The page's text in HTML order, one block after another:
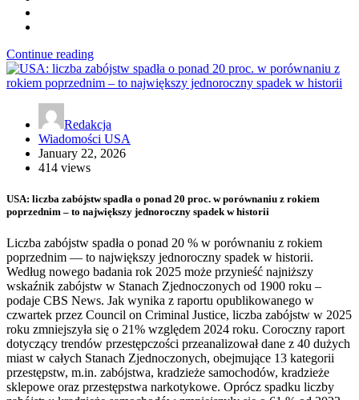
Continue reading
Redakcja
Wiadomości USA
January 22, 2026
414 views
USA: liczba zabójstw spadła o ponad 20 proc. w porównaniu z rokiem
poprzednim – to największy jednoroczny spadek w historii
Liczba zabójstw spadła o ponad 20 % w porównaniu z rokiem
poprzednim — to największy jednoroczny spadek w historii.
Według nowego badania rok 2025 może przynieść najniższy
wskaźnik zabójstw w Stanach Zjednoczonych od 1900 roku –
podaje CBS News. Jak wynika z raportu opublikowanego w
czwartek przez Council on Criminal Justice, liczba zabójstw w 2025
roku zmniejszyła się o 21% względem 2024 roku. Coroczny raport
dotyczący trendów przestępczości przeanalizował dane z 40 dużych
miast w całych Stanach Zjednoczonych, obejmujące 13 kategorii
przestępstw, m.in. zabójstwa, kradzieże samochodów, kradzieże
sklepowe oraz przestępstwa narkotykowe. Oprócz spadku liczby